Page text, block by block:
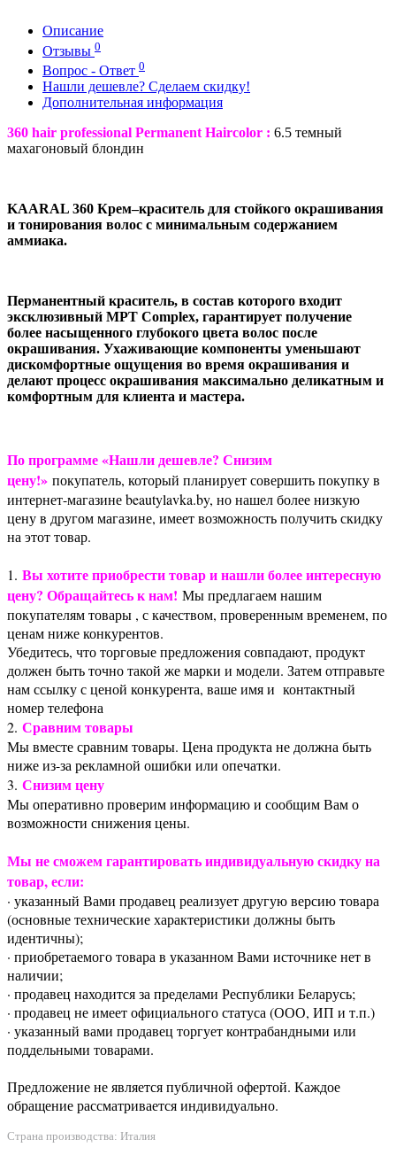
Описание
Отзывы 0
Вопрос - Ответ 0
Нашли дешевле? Сделаем скидку!
Дополнительная информация
360 hair professional Permanent Haircolor : 6.5 темный
махагоновый блондин
KAARAL 360 Крем–краситель для стойкого окрашивания
и тонирования волос с минимальным содержанием
аммиака.
Перманентный краситель, в состав которого входит
эксклюзивный MPT Complex, гарантирует получение
более насыщенного глубокого цвета волос после
окрашивания. Ухаживающие компоненты уменьшают
дискомфортные ощущения во время окрашивания и
делают процесс окрашивания максимально деликатным и
комфортным для клиента и мастера.
По программе «Нашли дешевле? Снизим
цену!» покупатель, который планирует совершить покупку в
интернет-магазине beautylavka.by, но нашел более низкую
цену в другом магазине, имеет возможность получить скидку
на этот товар.
1. Вы хотите приобрести товар и нашли более интересную
цену? Обращайтесь к нам! Мы предлагаем нашим
покупателям товары , с качеством, проверенным временем, по
ценам ниже конкурентов.
Убедитесь, что торговые предложения совпадают, продукт
должен быть точно такой же марки и модели. Затем отправьте
нам ссылку с ценой конкурента, ваше имя и контактный
номер телефона
2. Сравним товары
Мы вместе сравним товары. Цена продукта не должна быть
ниже из-за рекламной ошибки или опечатки.
3. Снизим цену
Мы оперативно проверим информацию и сообщим Вам о
возможности снижения цены.
Мы не сможем гарантировать индивидуальную скидку на
товар, если:
· указанный Вами продавец реализует другую версию товара
(основные технические характеристики должны быть
идентичны);
· приобретаемого товара в указанном Вами источнике нет в
наличии;
· продавец находится за пределами Республики Беларусь;
· продавец не имеет официального статуса (ООО, ИП и т.п.)
· указанный вами продавец торгует контрабандными или
поддельными товарами.
Предложение не является публичной офертой. Каждое
обращение рассматривается индивидуально.
Страна производства: Италия